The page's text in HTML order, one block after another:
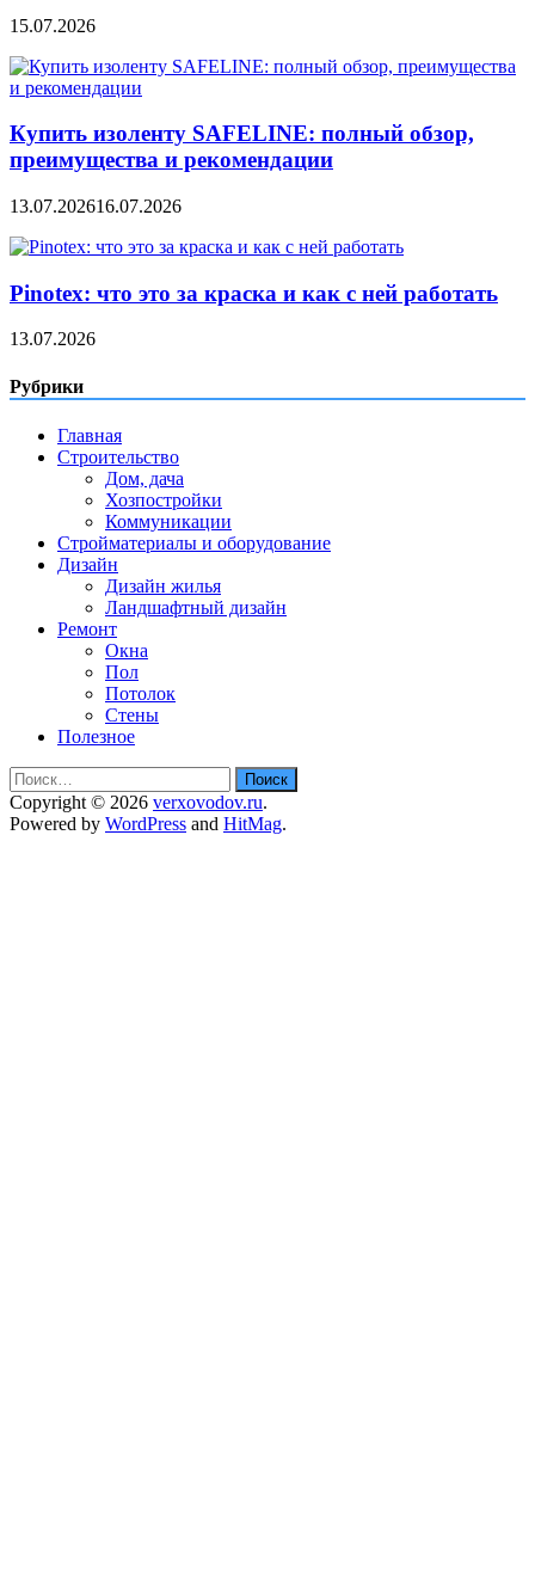
15.07.2026
Купить изоленту SAFELINE: полный обзор,
преимущества и рекомендации
13.07.202616.07.2026
Pinotex: что это за краска и как с ней работать
13.07.2026
Рубрики
Главная
Строительство
Дом, дача
Хозпостройки
Коммуникации
Стройматериалы и оборудование
Дизайн
Дизайн жилья
Ландшафтный дизайн
Ремонт
Окна
Пол
Потолок
Стены
Полезное
Найти:
Copyright © 2026 verxovodov.ru.
Powered by WordPress and HitMag.